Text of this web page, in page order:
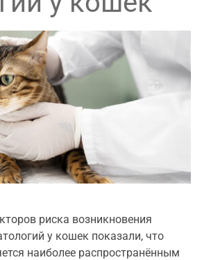
риска возникновения
у кошек показали, что
наиболее распространённым